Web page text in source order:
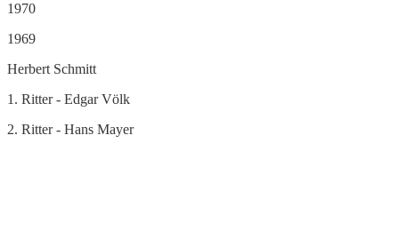
1970
1969
Herbert Schmitt
1. Ritter - Edgar Völk
2. Ritter - Hans Mayer